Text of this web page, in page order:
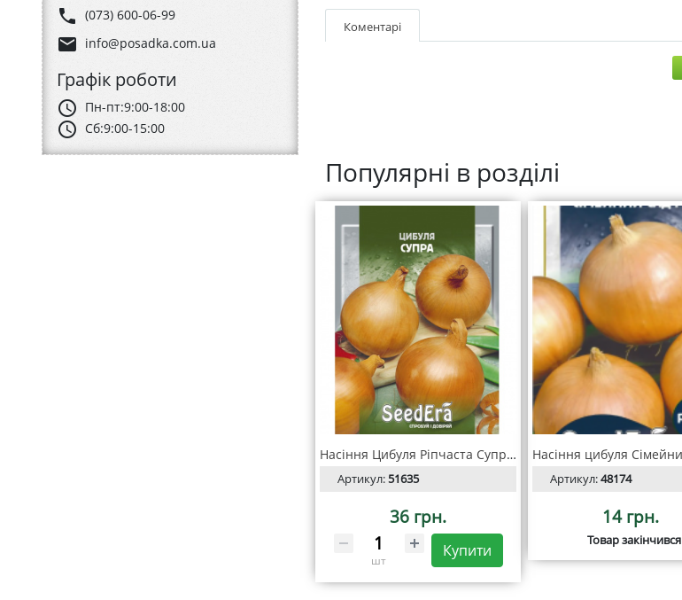
phone (073) 600-06-99
email info@posadka.com.ua
Графік роботи
schedule Пн-пт:9:00-18:00
schedule Сб:9:00-15:00
Коментарі
Популярні в розділі
Насіння Цибуля Ріпчаста Супра 10 г, SeedEra
Артикул:51635
36 грн.
шт
Купити
Артикул:48174
14 грн.
Товар закінчився